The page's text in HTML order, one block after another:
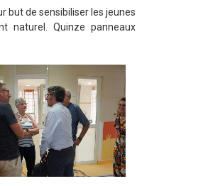
but de sensibiliser les jeunes
naturel. Quinze panneaux